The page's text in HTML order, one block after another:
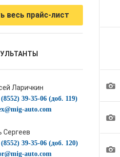
весь прайс-лист
Ларичкин
39-35-06 (доб. 119)
auto.com
Сергеев
39-35-06 (доб. 120)
auto.com
1
1
1